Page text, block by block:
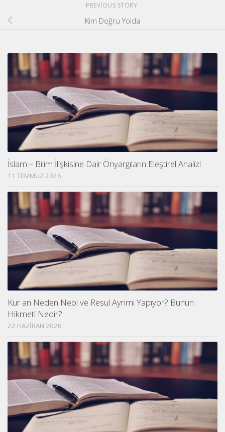
PREVIOUS STORY
Kim Doğru Yolda
İslam – Bilim İlişkisine Dair Önyargıların Eleştirel Analizi
11 TEMMUZ 2026
Kur an Neden Nebi ve Resul Ayrımı Yapıyor? Bunun
Hikmeti Nedir?
22 HAZIRAN 2026